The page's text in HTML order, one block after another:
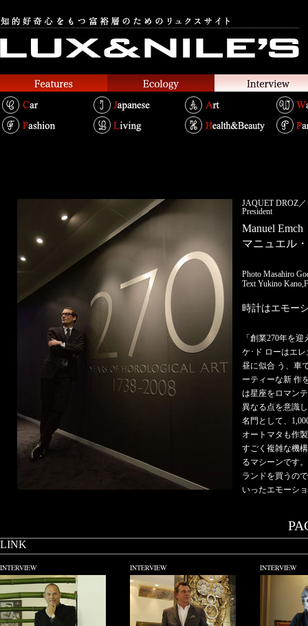
JAQUET DROZ
President
Manuel Emch
マニュエル
Photo Masahiro
Text Yukino
時計はエモー
「創業270年を
ケ･ド ローはエ
昼に似合 う、車
ーティーな新 作
は星座をロマン
異なる点を意識
名門として、
オートマタも作
すごく複雑な機
るマシーンです
ランドを買うの
いったエモーシ
LINK
INTERVIEW INTERVIEW INTERVIEW